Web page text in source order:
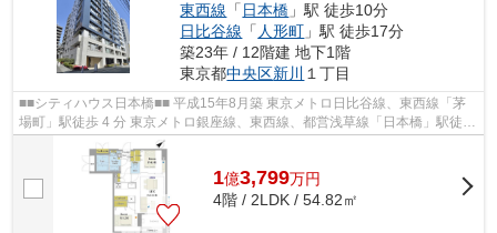
東西線 「 日本橋 」駅 徒歩10分
日比谷線 「 人形町 」駅 徒歩17分
築23年 / 12階建 地下1階
東京都中央区新川 １丁目
■■シティハウス日本橋■■ 平成15年8月築 東京メトロ日比谷線、東西線「茅
場町」駅徒歩 4 分 東京メトロ銀座線、東西線、都営浅草線「日本橋」駅徒歩
10 分 ◆各種コンシェルジュサービ...
1億3,799万円
4階 / 2LDK / 54.82㎡